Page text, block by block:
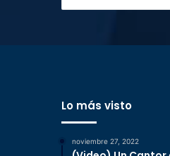
Lo más visto
noviembre 27, 2022